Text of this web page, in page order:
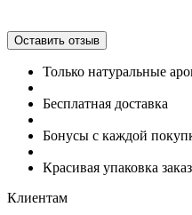
Оставить отзыв
Только натуральные
Бесплатная доставка
Бонусы с каждой
Красивая упаковка
Клиентам